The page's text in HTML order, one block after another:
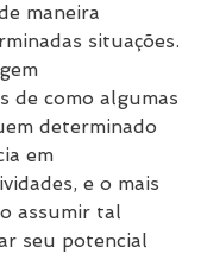
maneira
situações.
de como algumas
determinado
em
e o mais
assumir tal
seu potencial